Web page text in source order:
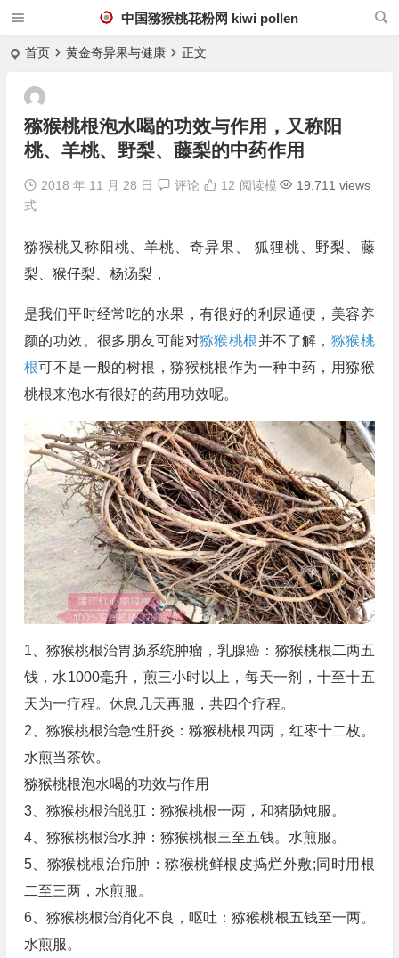
中国猕猴桃花粉网 kiwi pollen
首页 黄金奇异果与健康 正文
猕猴桃根泡水喝的功效与作用，又称阳
桃、羊桃、野梨、藤梨的中药作用
2018 年 11 月 28 日 评论 19,711 views
12 阅读模
式
猕猴桃又称阳桃、羊桃、奇异果、 狐狸桃、野梨、藤
梨、猴仔梨、杨汤梨，
是我们平时经常吃的水果，有很好的利尿通便，美容养
颜的功效。很多朋友可能对猕猴桃根并不了解， 猕猴桃
根可不是一般的树根，猕猴桃根作为一种中药，用猕猴
桃根来泡水有很好的药用功效呢。
1、猕猴桃根治胃肠系统肿瘤，乳腺癌：猕猴桃根二两五
钱，水1000毫升，煎三小时以上，每天一剂，十至十五
天为一疗程。休息几天再服，共四个疗程。
2、猕猴桃根治急性肝炎：猕猴桃根四两，红枣十二枚。
水煎当茶饮。
猕猴桃根泡水喝的功效与作用
3、猕猴桃根治脱肛：猕猴桃根一两，和猪肠炖服。
4、猕猴桃根治水肿：猕猴桃根三至五钱。水煎服。
5、猕猴桃根治疖肿：猕猴桃鲜根皮捣烂外敷;同时用根
二至三两，水煎服。
6、猕猴桃根治消化不良，呕吐：猕猴桃根五钱至一两。
水煎服。